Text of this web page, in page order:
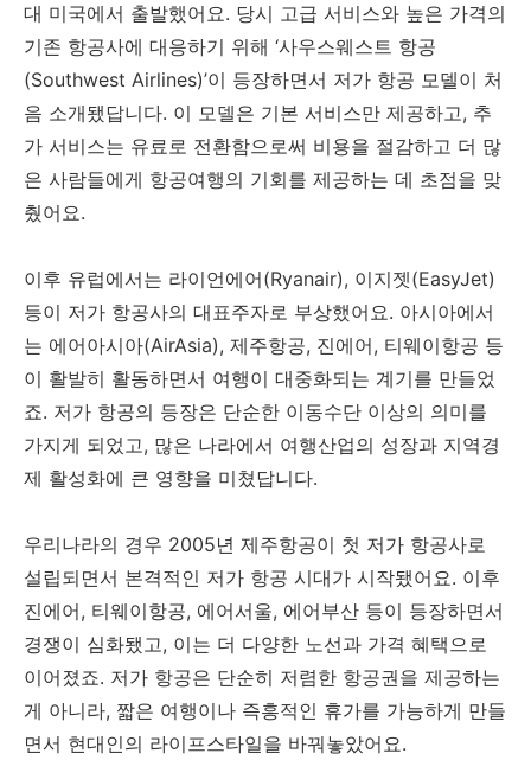
대 미국에서 출발했어요. 당시 고급 서비스와 높은 가격의
기존 항공사에 대응하기 위해 ‘사우스웨스트 항공
(Southwest Airlines)’이 등장하면서 저가 항공 모델이 처
음 소개됐답니다. 이 모델은 기본 서비스만 제공하고, 추
가 서비스는 유료로 전환함으로써 비용을 절감하고 더 많
은 사람들에게 항공여행의 기회를 제공하는 데 초점을 맞
췄어요.
이후 유럽에서는 라이언에어(Ryanair), 이지젯(EasyJet)
등이 저가 항공사의 대표주자로 부상했어요. 아시아에서
는 에어아시아(AirAsia), 제주항공, 진에어, 티웨이항공 등
이 활발히 활동하면서 여행이 대중화되는 계기를 만들었
죠. 저가 항공의 등장은 단순한 이동수단 이상의 의미를
가지게 되었고, 많은 나라에서 여행산업의 성장과 지역경
제 활성화에 큰 영향을 미쳤답니다.
우리나라의 경우 2005년 제주항공이 첫 저가 항공사로
설립되면서 본격적인 저가 항공 시대가 시작됐어요. 이후
진에어, 티웨이항공, 에어서울, 에어부산 등이 등장하면서
경쟁이 심화됐고, 이는 더 다양한 노선과 가격 혜택으로
이어졌죠. 저가 항공은 단순히 저렴한 항공권을 제공하는
게 아니라, 짧은 여행이나 즉흥적인 휴가를 가능하게 만들
면서 현대인의 라이프스타일을 바꿔놓았어요.